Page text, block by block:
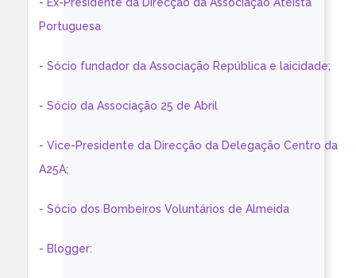
Portuguesa
- Sócio fundador da Associação República e laicidade;
- Sócio da Associação 25 de Abril
- Vice-Presidente da Direcção da Delegação Centro da
A25A;
- Sócio dos Bombeiros Voluntários de Almeida
- Blogger: